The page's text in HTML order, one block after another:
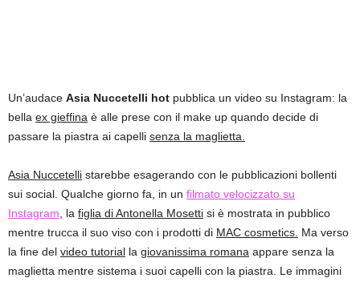
Un’audace Asia Nuccetelli hot pubblica un video su Instagram: la
bella ex gieffina è alle prese con il make up quando decide di
passare la piastra ai capelli senza la maglietta.
Asia Nuccetelli starebbe esagerando con le pubblicazioni bollenti
sui social. Qualche giorno fa, in un filmato velocizzato su
Instagram
la figlia di Antonella Mosetti si è mostrata in pubblico
mentre trucca il suo viso con i prodotti di MAC cosmetics. Ma verso
la fine del video tutorial la giovanissima romana appare senza la
maglietta mentre sistema i suoi capelli con la piastra. Le immagini